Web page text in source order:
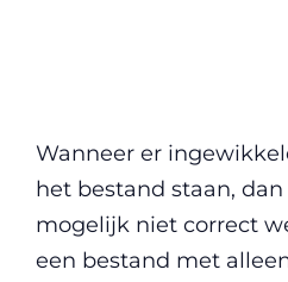
Wanneer er
het bestand staan,
mogelijk niet correct
een bestand met